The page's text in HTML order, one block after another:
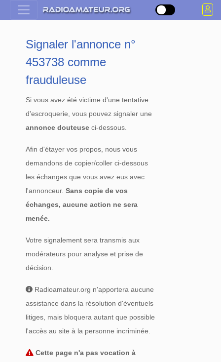
Signaler l'annonce n°
453738 comme
frauduleuse
Si vous avez été victime d'une tentative
d'escroquerie, vous pouvez signaler une
annonce douteuse ci-dessous.
Afin d'étayer vos propos, nous vous
demandons de copier/coller ci-dessous
les échanges que vous avez eus avec
l'annonceur.Sans copie de vos
échanges, aucune action ne sera
menée.
Votre signalement sera transmis aux
modérateurs pour analyse et prise de
décision.
Radioamateur.org n'apportera aucune
assistance dans la résolution d'éventuels
litiges, mais bloquera autant que possible
l'accès au site à la personne incriminée.
Cette page n'a pas vocation à